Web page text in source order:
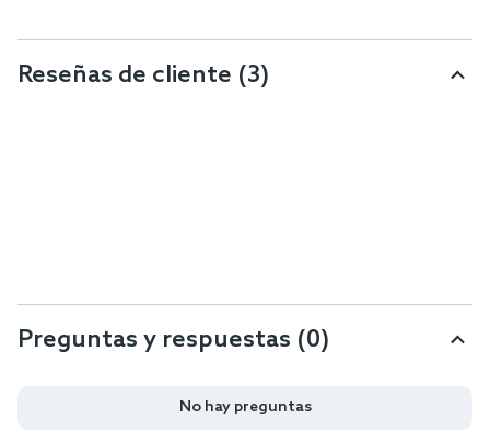
Reseñas de cliente (3)
Preguntas y respuestas (0)
No hay preguntas